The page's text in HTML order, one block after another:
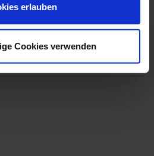
erlauben
Cookies verwenden